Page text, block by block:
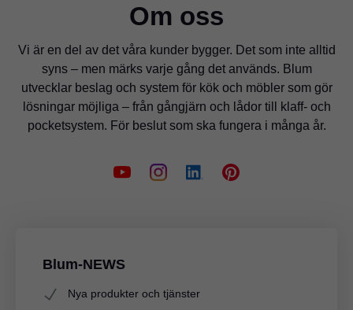
Om oss
Vi är en del av det våra kunder bygger. Det som inte alltid
syns – men märks varje gång det används. Blum
utvecklar beslag och system för kök och möbler som gör
lösningar möjliga – från gångjärn och lådor till klaff- och
pocketsystem. För beslut som ska fungera i många år.
Blum-NEWS
Nya produkter och tjänster